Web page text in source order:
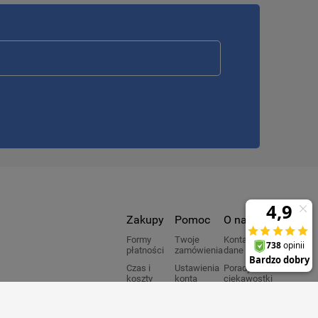
Zakupy
Formy
płatności
Czas i
koszty
Pomoc
Twoje
zamówienia
Ustawienia
konta
O nas
Kontakt i
dane firmy
Porady i
ciekawostki